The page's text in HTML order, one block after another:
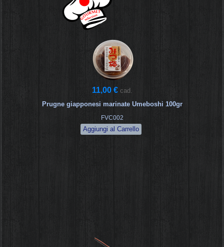
11,00 € cad.
Prugne giapponesi marinate Umeboshi 100gr
FVC002